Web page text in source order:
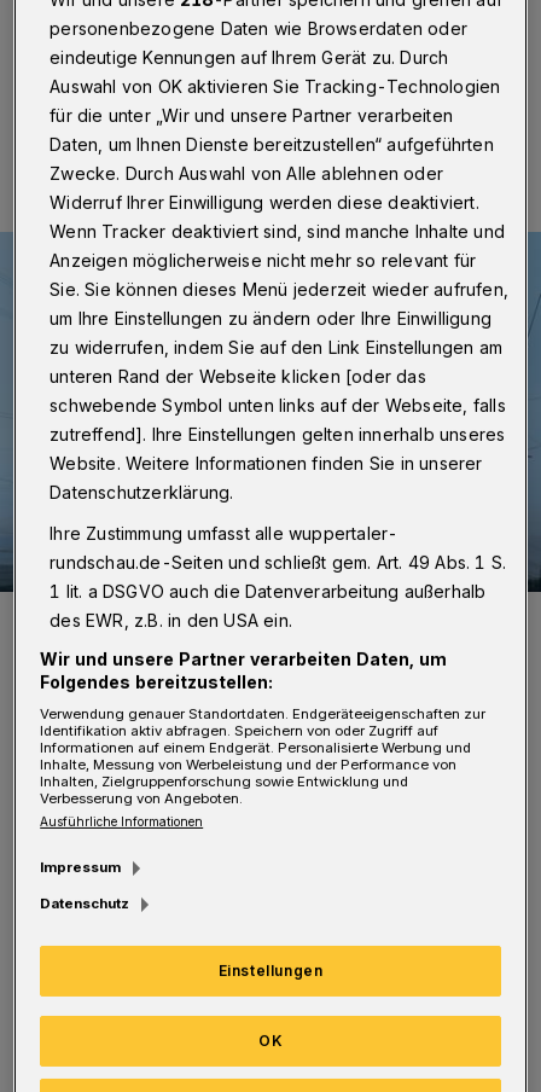
Betr.: Neue Energiepreise ab dem 1. Oktober 2022
14.09.2022 , 13:10 Uhr Eine Minute Lesezeit
Symbolbild.
W ir alle haben ja schon vor einigen
Wochen die neuen Preise für Strom
und Gas von den WSW erhalten. Die Frage
stellt sich mir nun, ob wir nicht zum 30.
September 2022 die Zählerstände mitteilen
müssen, damit bis zu diesem Zeitpunkt noch
die alten Preise berechnet werden. Ab dem 1.
Oktober 2022 gelten ja erst die neuen Preise.
personenbezogene Daten wie Browserdaten oder
eindeutige Kennungen auf Ihrem Gerät zu. Durch
Auswahl von OK aktivieren Sie Tracking-Technologien
für die unter „Wir und unsere Partner verarbeiten
Daten, um Ihnen Dienste bereitzustellen“ aufgeführten
Zwecke. Durch Auswahl von Alle ablehnen oder
Widerruf Ihrer Einwilligung werden diese deaktiviert.
Wenn Tracker deaktiviert sind, sind manche Inhalte und
Anzeigen möglicherweise nicht mehr so relevant für
Sie. Sie können dieses Menü jederzeit wieder aufrufen,
um Ihre Einstellungen zu ändern oder Ihre Einwilligung
zu widerrufen, indem Sie auf den Link Einstellungen am
unteren Rand der Webseite klicken [oder das
schwebende Symbol unten links auf der Webseite, falls
zutreffend]. Ihre Einstellungen gelten innerhalb unseres
Website. Weitere Informationen finden Sie in unserer
Datenschutzerklärung.
Ihre Zustimmung umfasst alle wuppertaler-
rundschau.de-Seiten und schließt gem. Art. 49 Abs. 1 S.
1 lit. a DSGVO auch die Datenverarbeitung außerhalb
des EWR, z.B. in den USA ein.
Wir und unsere Partner verarbeiten Daten, um
Folgendes bereitzustellen:
Verwendung genauer Standortdaten. Endgeräteeigenschaften zur
Identifikation aktiv abfragen. Speichern von oder Zugriff auf
Informationen auf einem Endgerät. Personalisierte Werbung und
Inhalte, Messung von Werbeleistung und der Performance von
Inhalten, Zielgruppenforschung sowie Entwicklung und
Verbesserung von Angeboten.
Ausführliche Informationen
Impressum
Datenschutz
Einstellungen
OK